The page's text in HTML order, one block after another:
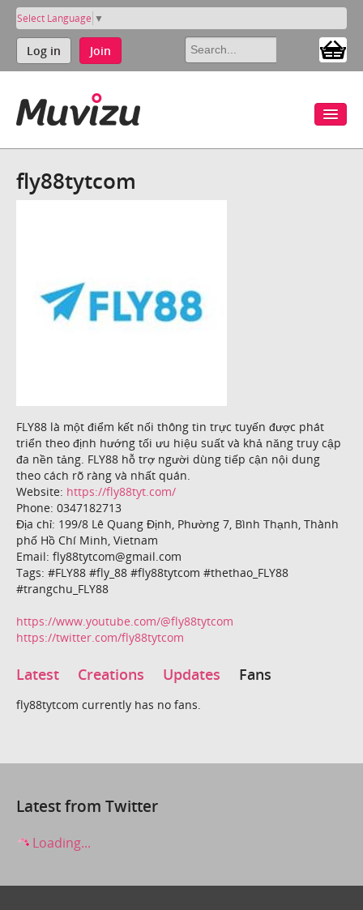
Select Language ▼
Log in Join
fly88tytcom
FLY88 là một điểm kết nối thông tin trực tuyến được phát
triển theo định hướng tối ưu hiệu suất và khả năng truy cập
đa nền tảng. FLY88 hỗ trợ người dùng tiếp cận nội dung
theo cách rõ ràng và nhất quán.
Website: https://fly88tyt.com/
Phone: 0347182713
Địa chỉ: 199/8 Lê Quang Định, Phường 7, Bình Thạnh, Thành
phố Hồ Chí Minh, Vietnam
Email: fly88tytcom@gmail.com
Tags: #FLY88 #fly_88 #fly88tytcom #thethao_FLY88
#trangchu_FLY88
https://www.youtube.com/@fly88tytcom
https://twitter.com/fly88tytcom
Latest Creations Updates Fans
fly88tytcom currently has no fans.
Latest from Twitter
Loading...